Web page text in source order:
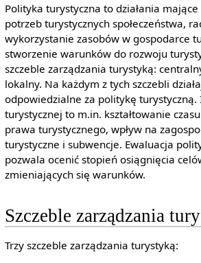
Polityka turystyczna to działania
potrzeb turystycznych społeczeństwa,
wykorzystanie zasobów w gospodarce
stworzenie warunków do rozwoju
szczeble zarządzania turystyką:
lokalny. Na każdym z tych szczebli
odpowiedzialne za politykę
turystycznej to m.in. kształtowanie
prawa turystycznego, wpływ na
turystyczne i subwencje. Ewaluacja
pozwala ocenić stopień osiągnięcia
zmieniających się warunków.
Szczeble zarządzania
Trzy szczeble zarządzania turystyką: